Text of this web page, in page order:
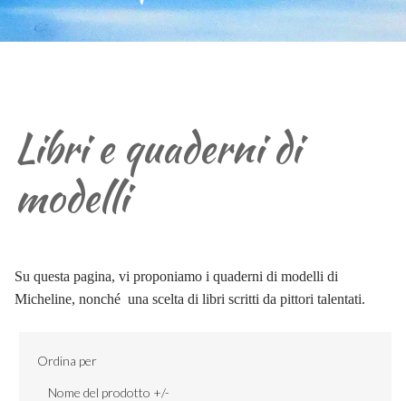
Libri e quaderni di
modelli
Su questa pagina, vi proponiamo i quaderni di modelli di
Micheline, nonché una scelta di libri scritti da pittori talentati.
Ordina per
Nome del prodotto +/-